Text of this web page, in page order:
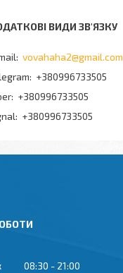
vovahaha2@gmail.com
+380996733505
+380996733505
+380996733505
08:30 21:00